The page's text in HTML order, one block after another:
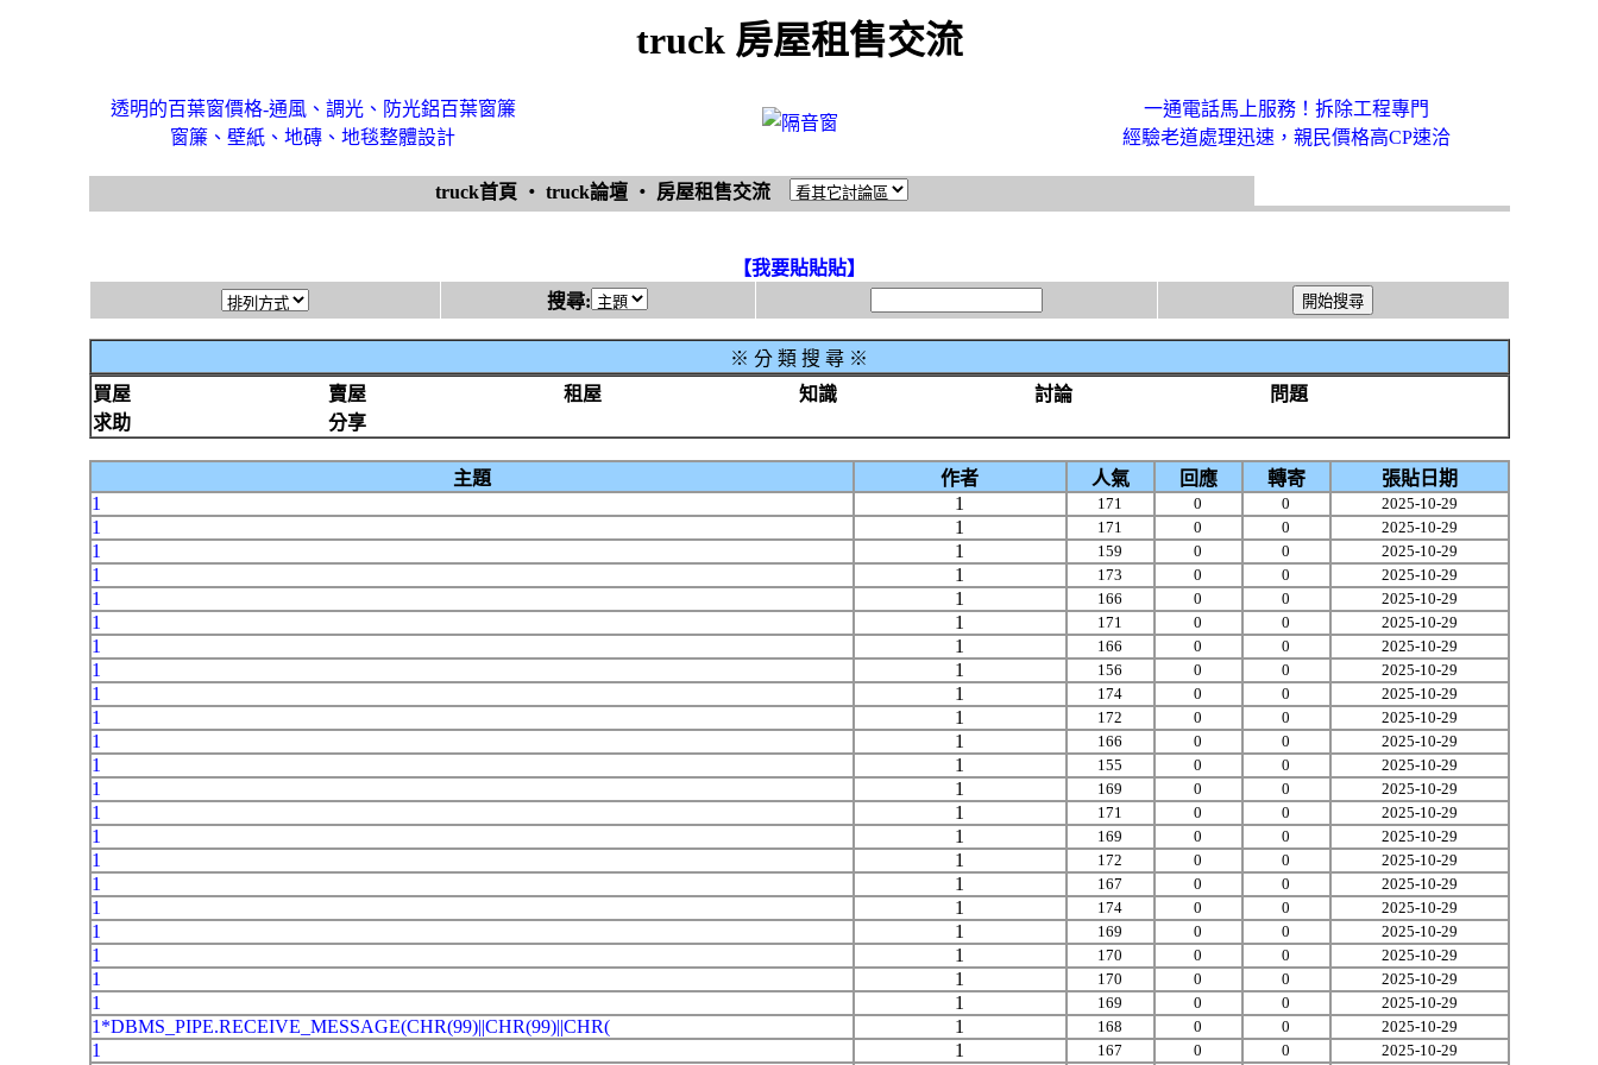
truck 房屋租售交流
透明的百葉窗價格-通風、調光、防光鋁百葉窗簾
窗簾、壁紙、地磚、地毯整體設計
一通電話馬上服務！拆除工程專門
經驗老道處理迅速，親民價格高CP速洽
truck首頁 ‧ truck論壇 ‧ 房屋租售交流
【我要貼貼貼】
搜尋:
※ 分 類 搜 尋 ※
買屋
賣屋 租屋 知識 討論
問題
求助
分享
主題 作者 人氣 回應 轉寄
張貼日期
1
1 171 0 0 2025-10-29
1 1 171 0 0 2025-10-29
1 1 159 0 0 2025-10-29
1 1 173 0 0 2025-10-29
1 1 166 0 0 2025-10-29
1 1 171 0 0 2025-10-29
1 1 166 0 0 2025-10-29
1 1 156 0 0 2025-10-29
1 1 174 0 0 2025-10-29
1 1 172 0 0 2025-10-29
1 1 166 0 0 2025-10-29
1 1 155 0 0 2025-10-29
1 1 169 0 0 2025-10-29
1 1 171 0 0 2025-10-29
1 1 169 0 0 2025-10-29
1 1 172 0 0 2025-10-29
1 1 167 0 0 2025-10-29
1 1 174 0 0 2025-10-29
1 1 169 0 0 2025-10-29
1 1 170 0 0 2025-10-29
1 1 170 0 0 2025-10-29
1 1 169 0 0 2025-10-29
1*DBMS_PIPE.RECEIVE_MESSAGE(CHR(99)||CHR(99)||CHR( 1 168 0 0 2025-10-29
1 1 167 0 0 2025-10-29